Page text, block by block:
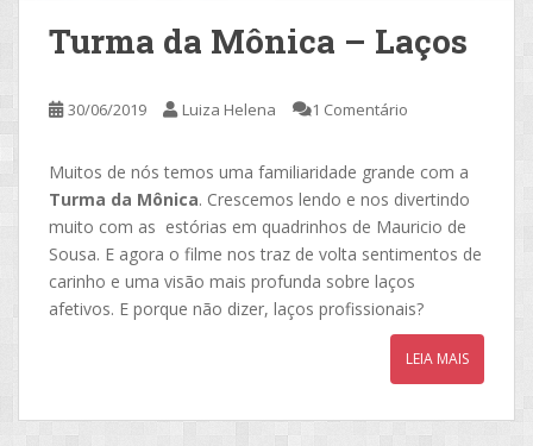
Turma da Mônica – Laços
30/06/2019 Luiza Helena 1 Comentário
Muitos de nós temos uma familiaridade grande com a
Turma da Mônica. Crescemos lendo e nos divertindo
muito com as estórias em quadrinhos de Mauricio de
Sousa. E agora o filme nos traz de volta sentimentos de
carinho e uma visão mais profunda sobre laços
afetivos. E porque não dizer, laços profissionais?
LEIA MAIS